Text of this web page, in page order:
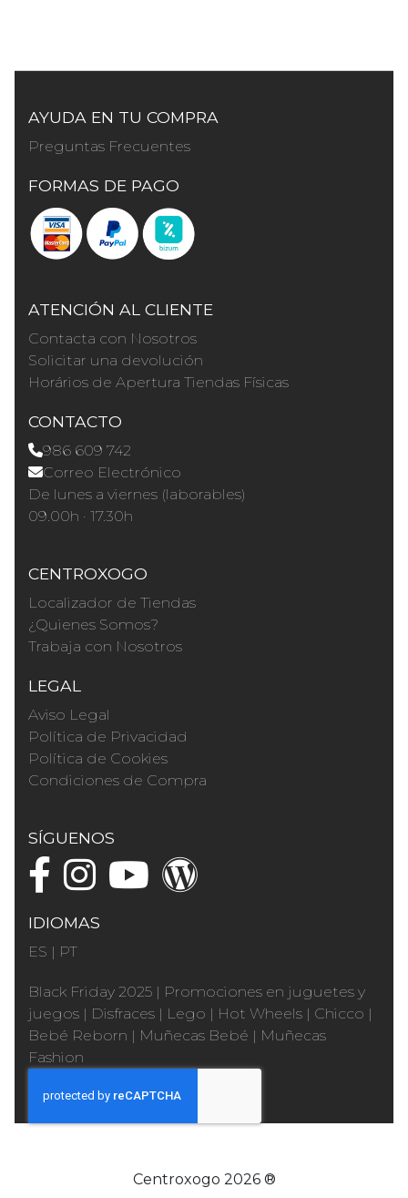
AYUDA EN TU COMPRA
Preguntas Frecuentes
FORMAS DE PAGO
ATENCIÓN AL CLIENTE
Contacta con Nosotros
Solicitar una devolución
Horários de Apertura Tiendas Físicas
CONTACTO
986 609 742
Correo Electrónico
De lunes a viernes (laborables)
09.00h · 17.30h
CENTROXOGO
Localizador de Tiendas
¿Quienes Somos?
Trabaja con Nosotros
LEGAL
Aviso Legal
Política de Privacidad
Política de Cookies
Condiciones de Compra
SÍGUENOS
IDIOMAS
ES | PT
Black Friday 2025 | Promociones en juguetes y
juegos | Disfraces | Lego | Hot Wheels | Chicco |
Bebé Reborn | Muñecas Bebé | Muñecas
Fashion
Centroxogo 2026 ®